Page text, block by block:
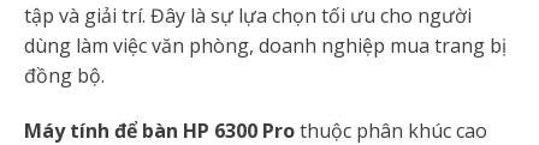
tập và giải trí. Đây là sự lựa chọn tối ưu cho người
dùng làm việc văn phòng, doanh nghiệp mua trang bị
đồng bộ.
Máy tính để bàn HP 6300 Prothuộc phân khúc cao